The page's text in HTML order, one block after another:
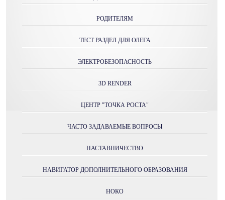
РОДИТЕЛЯМ
ТЕСТ РАЗДЕЛ ДЛЯ ОЛЕГА
ЭЛЕКТРОБЕЗОПАСНОСТЬ
3D RENDER
ЦЕНТР "ТОЧКА РОСТА"
ЧАСТО ЗАДАВАЕМЫЕ ВОПРОСЫ
НАСТАВНИЧЕСТВО
НАВИГАТОР ДОПОЛНИТЕЛЬНОГО ОБРАЗОВАНИЯ
НОКО